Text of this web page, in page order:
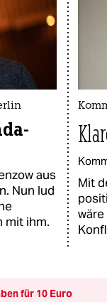
aus
Nun lud
mit ihm.
Mit
für 10 Euro